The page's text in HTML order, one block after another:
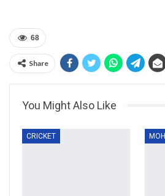
68
Share
You Might Also Like
CRICKET